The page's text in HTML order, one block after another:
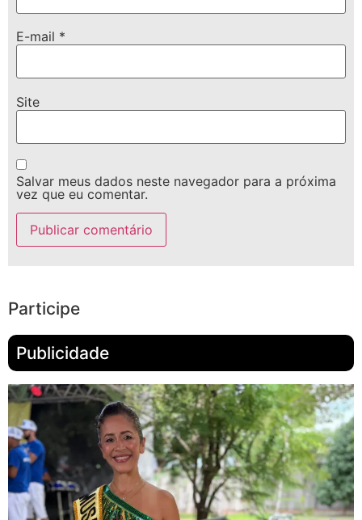
E-mail *
Site
Salvar meus dados neste navegador para a próxima
vez que eu comentar.
Participe
Publicidade